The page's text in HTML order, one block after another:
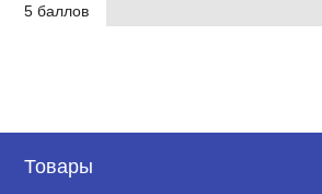
5 баллов
Товары